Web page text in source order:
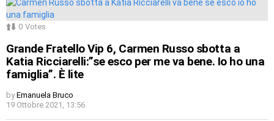
0 Votes
Grande Fratello Vip 6, Carmen Russo sbotta a
Katia Ricciarelli:”se esco per me va bene. Io ho una
famiglia”. È lite
by Emanuela Bruco
19 Ottobre 2021, 13:56